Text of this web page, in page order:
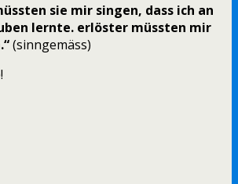
sie mir singen, dass ich an
lernte. erlöster müssten mir
(sinngemäss)